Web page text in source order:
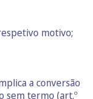
motivo;
a conversão
sem termo (art.º